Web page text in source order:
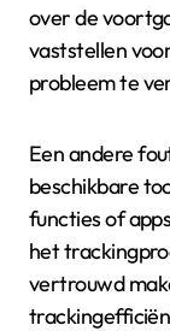
over de
vaststellen
probleem te
Een andere
beschikbare
functies of
het
vertrouwd